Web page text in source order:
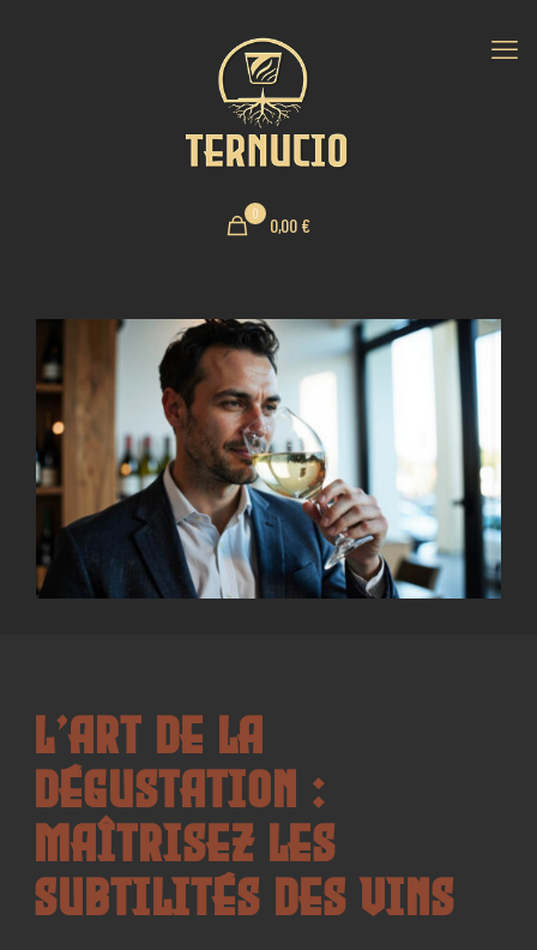
0
0,00 €
L’Art de la
Dégustation :
Maîtrisez les
Subtilités des Vins